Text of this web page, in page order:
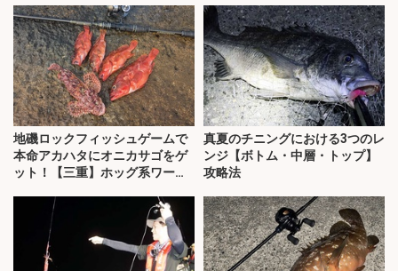
地磯ロックフィッシュゲームで
本命アカハタにオニカサゴをゲ
ット！【三重】ホッグ系ワーム
真夏のチニングにおける3つのレ
ンジ【ボトム・中層・トップ】
攻略法